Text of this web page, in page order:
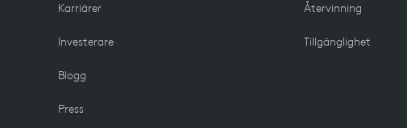
Karriärer
Investerare
Blogg
Press
Återvinning
Tillgänglighet